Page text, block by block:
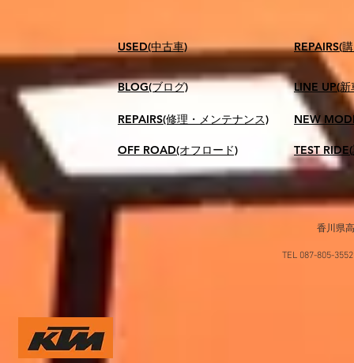
USED(中古車)
BLOG(ブログ)
REPAIRS(修理・メンテナンス)
OFF ROAD(オフロード)
​REPAIRS(
LINE UP(新
NEW
TEST
香川県
TEL 087-805-